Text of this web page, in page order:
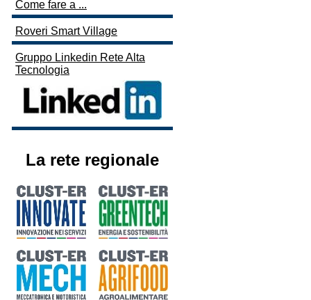
Come fare a ...
Roveri Smart Village
Gruppo Linkedin Rete Alta
Tecnologia
La rete regionale